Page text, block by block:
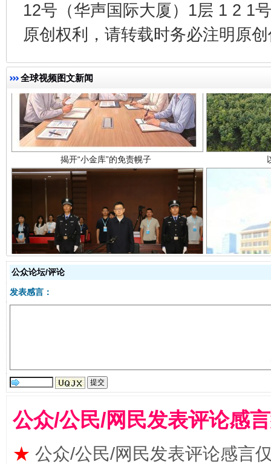
12号（华声国际大厦）1层 1 2 1
原创权利，请转载时务必注明原
全球视频图文新闻揭开“小金库”的免责幌子
受贿1.44亿！段成刚被判无期 从幼
公众论坛/评论
发表感言：
公众/公民/网民发表评论感
★ 公众/公民/网民发表评论感言